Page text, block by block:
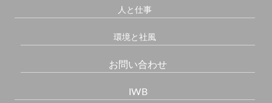
人と仕事
環境と社風
お問い合わせ
IWB